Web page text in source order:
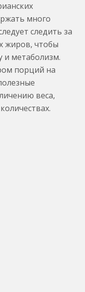
много
следить за
жиров, чтобы
метаболизм.
порций на
веса,